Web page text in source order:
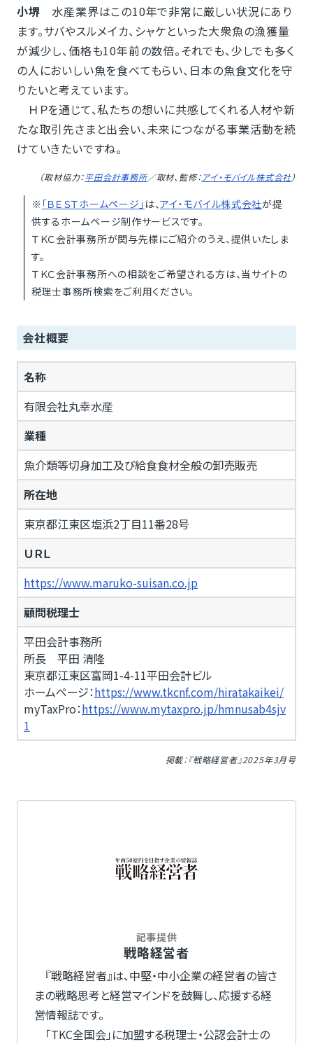
小堺 水産業界はこの10年で非常に厳しい状況にあり
ます。サバやスルメイカ、シャケといった大衆魚の漁獲量
が減少し、価格も10年前の数倍。それでも、少しでも多く
の人においしい魚を食べてもらい、日本の魚食文化を守
りたいと考えています。
ＨＰを通じて、私たちの想いに共感してくれる人材や新
たな取引先さまと出会い、未来につながる事業活動を続
けていきたいですね。
（取材協力：平田会計事務所／取材、監修：アイ・モバイル株式会社）
※ 「ＢＥＳＴホームページ」 は、アイ・モバイル株式会社が提
供するホームページ制作サービスです。
ＴＫＣ会計事務所が関与先様にご紹介のうえ、提供いたしま
す。
ＴＫＣ会計事務所への相談をご希望される方は、当サイトの
税理士事務所検索をご利用ください。
会社概要
名称
有限会社丸幸水産
業種
魚介類等切身加工及び給食食材全般の卸売販売
所在地
東京都江東区塩浜2丁目11番28号
ＵＲＬ
https://www.maruko-suisan.co.jp
顧問税理士
平田会計事務所
所長 平田 清隆
東京都江東区富岡1-4-11平田会計ビル
ホームページ：https://www.tkcnf.com/hiratakaikei/
myTaxPro：https://www.mytaxpro.jp/hmnusab4sjv
1
掲載：『戦略経営者』2025年3月号
記事提供
戦略経営者
『戦略経営者』は、中堅・中小企業の経営者の皆さ
まの戦略思考と経営マインドを鼓舞し、応援する経
営情報誌です。
「TKC全国会」に加盟する税理士・公認会計士の